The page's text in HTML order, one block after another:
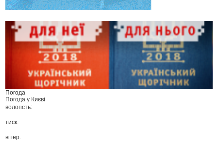
Погода
Погода у Києві
вологість:
тиск:
вітер: